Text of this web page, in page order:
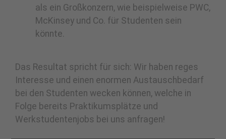
als ein Großkonzern, wie beispielweise PWC,
McKinsey und Co. für Studenten sein
könnte.
Das Resultat spricht für sich: Wir haben reges
Interesse und einen enormen Austauschbedarf
bei den Studenten wecken können, welche in
Folge bereits Praktikumsplätze und
Werkstudentenjobs bei uns anfragen!